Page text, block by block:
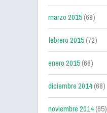
marzo 2015(69)
febrero 2015(72)
enero 2015(68)
diciembre 2014(68)
noviembre 2014(65)